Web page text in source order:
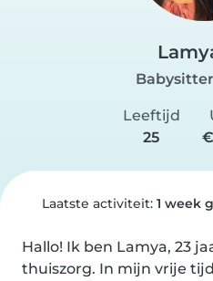
Leeftijd
25
Laatste activiteit: 1 week
Hallo! Ik ben Lamya, 23
thuiszorg. In mijn vrije